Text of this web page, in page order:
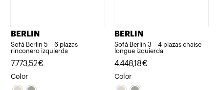
BERLIN
Sofá Berlin 5 – 6 plazas
rinconero izquierda
7.773,52€
Color
BERLIN
Sofá Berlin 3 – 4 plazas chaise
longue izquierda
4.448,18€
Color